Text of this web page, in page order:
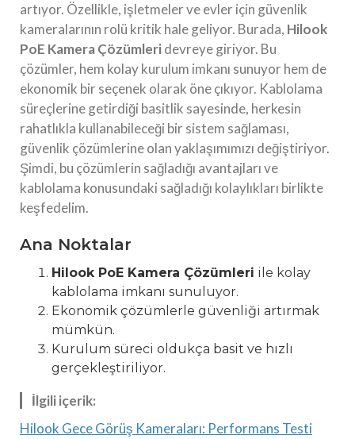
artıyor. Özellikle, işletmeler ve evler için güvenlik
kameralarının rolü kritik hale geliyor. Burada, Hilook
PoE Kamera Çözümleridevreye giriyor. Bu
çözümler, hem kolay kurulum imkanı sunuyor hem de
ekonomik bir seçenek olarak öne çıkıyor. Kablolama
süreçlerine getirdiği basitlik sayesinde, herkesin
rahatlıkla kullanabileceği bir sistem sağlaması,
güvenlik çözümlerine olan yaklaşımımızı değiştiriyor.
Şimdi, bu çözümlerin sağladığı avantajları ve
kablolama konusundaki sağladığı kolaylıkları birlikte
keşfedelim.
Ana Noktalar
Hilook PoE Kamera Çözümleri ile kolay
kablolama imkanı sunuluyor.
Ekonomik çözümlerle güvenliği artırmak
mümkün.
Kurulum süreci oldukça basit ve hızlı
gerçekleştiriliyor.
İlgili içerik:
Hilook Gece Görüş Kameraları: Performans Testi